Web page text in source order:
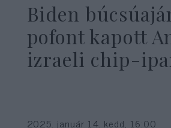
Biden
pofont kapott
izraeli chip-
2025. január 14. kedd, 16:00